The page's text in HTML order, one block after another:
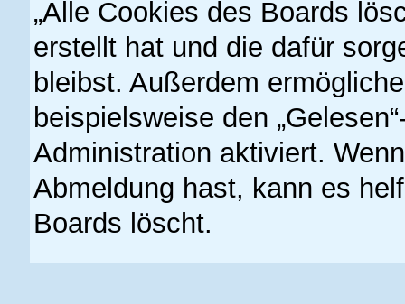
„Alle Cookies des Boards
erstellt hat und die dafür
bleibst. Außerdem
beispielsweise den
Administration aktiviert.
Abmeldung hast, kann es
Boards löscht.